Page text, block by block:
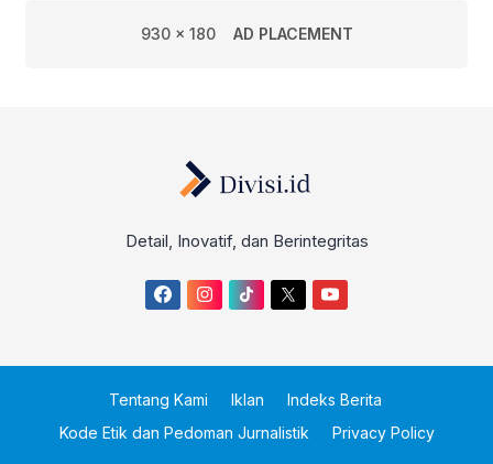
930 x 180 AD PLACEMENT
Detail, Inovatif, dan Berintegritas
Tentang Kami Iklan
Indeks Berita
Kode Etik dan Pedoman Jurnalistik
Privacy Policy